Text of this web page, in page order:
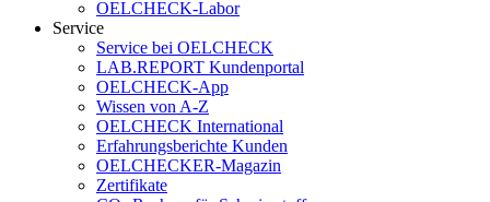
OELCHECK-Labor
Service
Service bei OELCHECK
LAB.REPORT Kundenportal
OELCHECK-App
Wissen von A-Z
OELCHECK International
Erfahrungsberichte Kunden
OELCHECKER-Magazin
Zertifikate